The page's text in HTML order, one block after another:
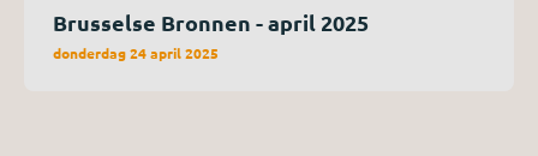
Brusselse Bronnen - april 2025
donderdag 24 april 2025